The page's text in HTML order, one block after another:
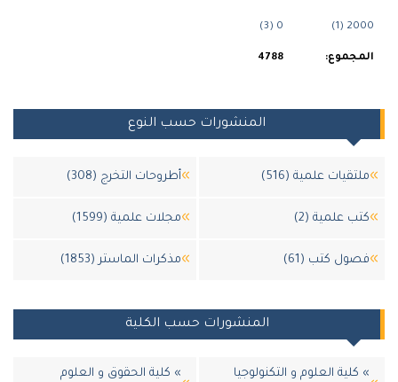
المنشورات حسب النوع
علمية (516) أطروحات التخرج (308)
علمية (2) مجلات علمية (1599)
كتب (61) مذكرات الماستر (1853)
المنشورات حسب الكلية
العلوم و التكنولوجيا
» كلية الحقوق و العلوم